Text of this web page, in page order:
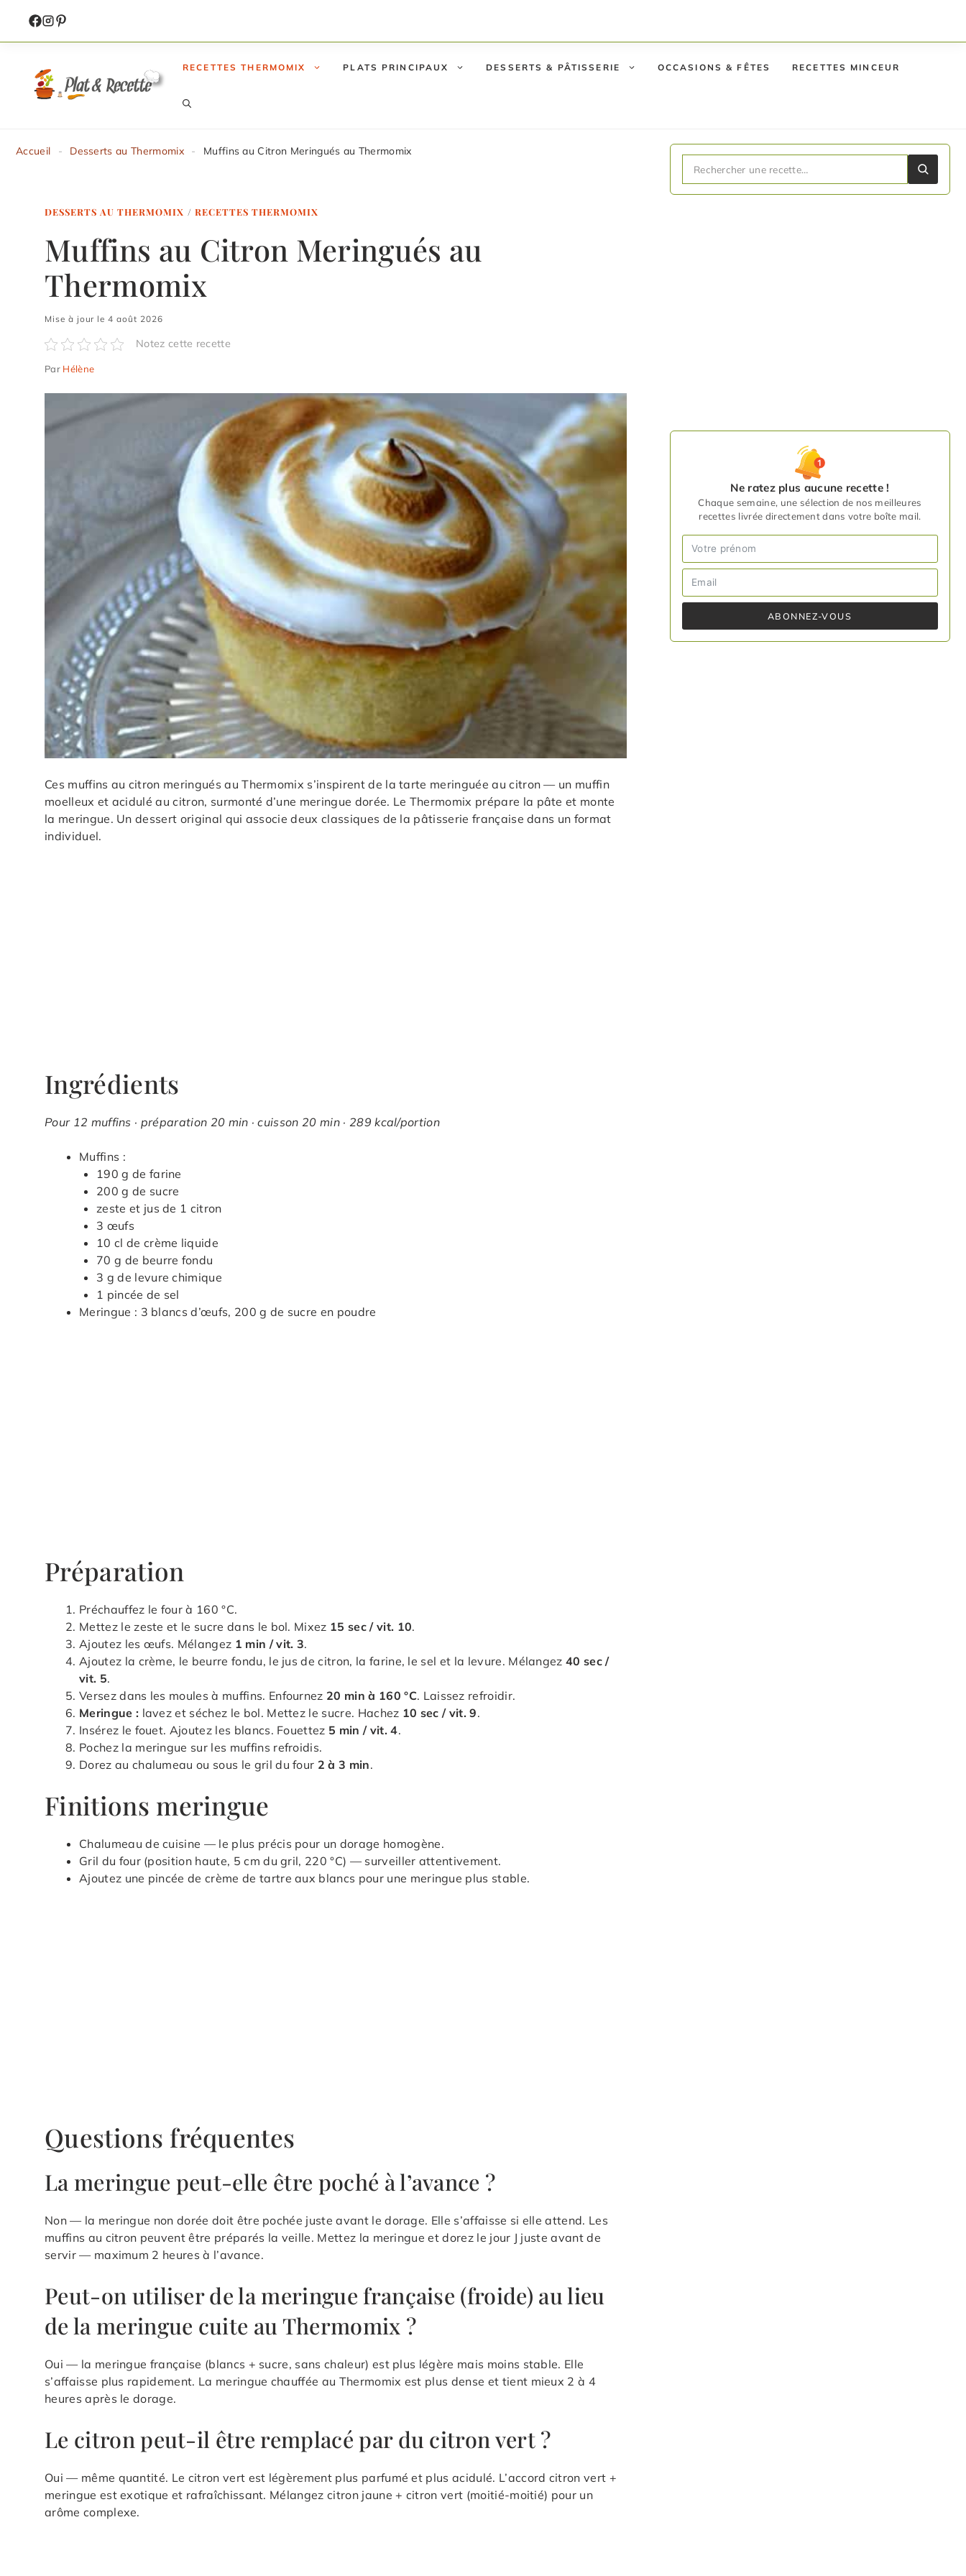
contenu
RECETTES THERMOMIX PLATS PRINCIPAUX DESSERTS & PÂTISSERIE OCCASIONS & FÊTES RECETTES MINCEUR
Accueil - Desserts au Thermomix - Muffins au Citron Meringués au Thermomix
DESSERTS AU THERMOMIX / RECETTES THERMOMIX
Muffins au Citron Meringués au
Thermomix
Mise à jour le 4 août 2026
Notez cette recette
Par Hélène
Ces muffins au citron meringués au Thermomix s’inspirent de la tarte meringuée au citron — un muffin
moelleux et acidulé au citron, surmonté d’une meringue dorée. Le Thermomix prépare la pâte et monte
la meringue. Un dessert original qui associe deux classiques de la pâtisserie française dans un format
individuel.
Ingrédients
Pour 12 muffins · préparation 20 min · cuisson 20 min · 289 kcal/portion
Muffins :
190 g de farine
200 g de sucre
zeste et jus de 1 citron
3 œufs
10 cl de crème liquide
70 g de beurre fondu
3 g de levure chimique
1 pincée de sel
Meringue : 3 blancs d’œufs, 200 g de sucre en poudre
Préparation
Préchauffez le four à 160 °C.
Mettez le zeste et le sucre dans le bol. Mixez 15 sec / vit. 10.
Ajoutez les œufs. Mélangez 1 min / vit. 3.
Ajoutez la crème, le beurre fondu, le jus de citron, la farine, le sel et la levure. Mélangez40 sec /
vit. 5.
Versez dans les moules à muffins. Enfournez 20 min à 160 °C. Laissez refroidir.
Meringue : lavez et séchez le bol. Mettez le sucre. Hachez 10 sec / vit. 9.
Insérez le fouet. Ajoutez les blancs. Fouettez 5 min / vit. 4.
Pochez la meringue sur les muffins refroidis.
Dorez au chalumeau ou sous le gril du four 2 à 3 min.
Finitions meringue
Chalumeau de cuisine — le plus précis pour un dorage homogène.
Gril du four (position haute, 5 cm du gril, 220 °C) — surveiller attentivement.
Ajoutez une pincée de crème de tartre aux blancs pour une meringue plus stable.
Questions fréquentes
La meringue peut-elle être poché à l’avance ?
Non — la meringue non dorée doit être pochée juste avant le dorage. Elle s’affaisse si elle attend. Les
muffins au citron peuvent être préparés la veille. Mettez la meringue et dorez le jour J juste avant de
servir — maximum 2 heures à l’avance.
Peut-on utiliser de la meringue française (froide) au lieu
de la meringue cuite au Thermomix ?
Oui — la meringue française (blancs + sucre, sans chaleur) est plus légère mais moins stable. Elle
s’affaisse plus rapidement. La meringue chauffée au Thermomix est plus dense et tient mieux 2 à 4
heures après le dorage.
Le citron peut-il être remplacé par du citron vert ?
Oui — même quantité. Le citron vert est légèrement plus parfumé et plus acidulé. L’accord citron vert +
meringue est exotique et rafraîchissant. Mélangez citron jaune + citron vert (moitié-moitié) pour un
arôme complexe.
Ne ratez plus aucune recette !
Chaque semaine, une sélection de nos meilleures
recettes livrée directement dans votre boîte mail.
ABONNEZ-VOUS